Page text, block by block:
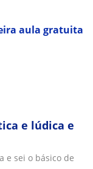
aula gratuita
e lúdica e
e sei o básico de